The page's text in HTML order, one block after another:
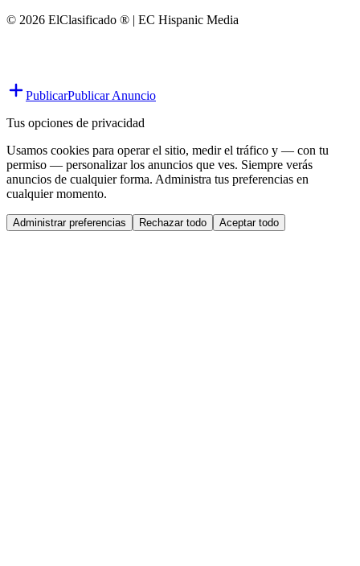
© 2026 ElClasificado ® | EC Hispanic Media
PublicarPublicar Anuncio
Tus opciones de privacidad
Usamos cookies para operar el sitio, medir el tráfico y — con tu
permiso — personalizar los anuncios que ves. Siempre verás
anuncios de cualquier forma. Administra tus preferencias en
cualquier momento.
Administrar preferencias Rechazar todo Aceptar todo